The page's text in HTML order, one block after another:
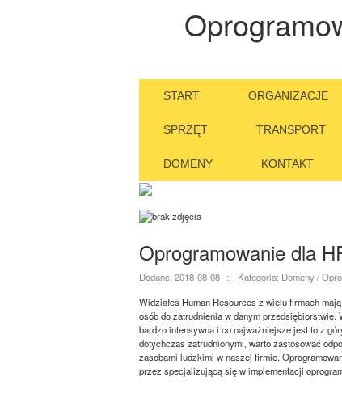
START ORGANIZACJE
SPRZĘT TRANSPORT
DOMENY KONTAKT
Oprogramowanie dla
Dodane: 2018-08-08 ::
Kategoria: Domeny /
Widziałeś Human Resources z wielu firmach
osób do zatrudnienia w danym
bardzo intensywna i co najważniejsze jest to z
dotychczas zatrudnionymi, warto zastosować
zasobami ludzkimi w naszej firmie.
przez specjalizującą się w implementacji